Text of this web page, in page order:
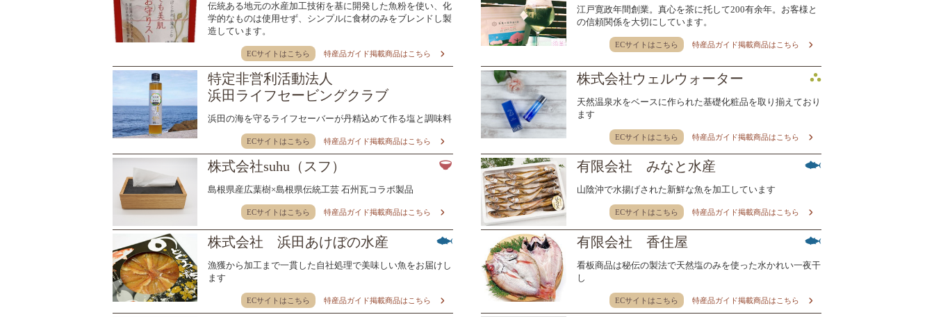
伝統ある地元の水産加工技術を基に開発した魚粉を使い、化
学的なものは使用せず、シンプルに食材のみをブレンドし製
造しています。
ECサイトはこちら 特産品ガイド掲載商品はこちら
江戸寛政年間創業。真心を茶に托して200有余年。お客様と
の信頼関係を大切にしています。
ECサイトはこちら 特産品ガイド掲載商品はこちら
特定非営利活動法人
浜田ライフセービングクラブ
浜田の海を守るライフセーバーが丹精込めて作る塩と調味料
ECサイトはこちら 特産品ガイド掲載商品はこちら
株式会社ウェルウォーター
天然温泉水をベースに作られた基礎化粧品を取り揃えており
ます
ECサイトはこちら 特産品ガイド掲載商品はこちら
株式会社suhu（スフ）
島根県産広葉樹×島根県伝統工芸 石州瓦コラボ製品
ECサイトはこちら 特産品ガイド掲載商品はこちら
有限会社 みなと水産
山陰沖で水揚げされた新鮮な魚を加工しています
ECサイトはこちら 特産品ガイド掲載商品はこちら
株式会社 浜田あけぼの水産
漁獲から加工まで一貫した自社処理で美味しい魚をお届けし
ます
ECサイトはこちら 特産品ガイド掲載商品はこちら
有限会社 香住屋
看板商品は秘伝の製法で天然塩のみを使った水かれい一夜干
し
ECサイトはこちら 特産品ガイド掲載商品はこちら